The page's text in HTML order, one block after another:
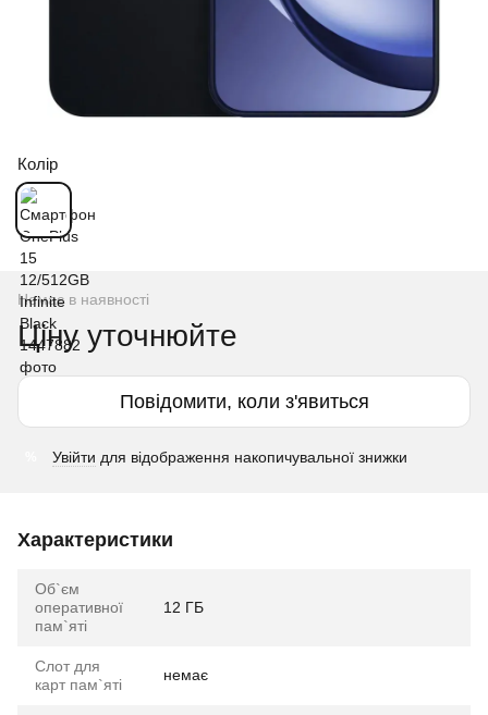
Колір
Немає в наявності
Ціну уточнюйте
Повідомити, коли з'явиться
Увійти для відображення накопичувальної знижки
Характеристики
Об`єм
оперативної
пам`яті
12 ГБ
Слот для
карт пам`яті
немає